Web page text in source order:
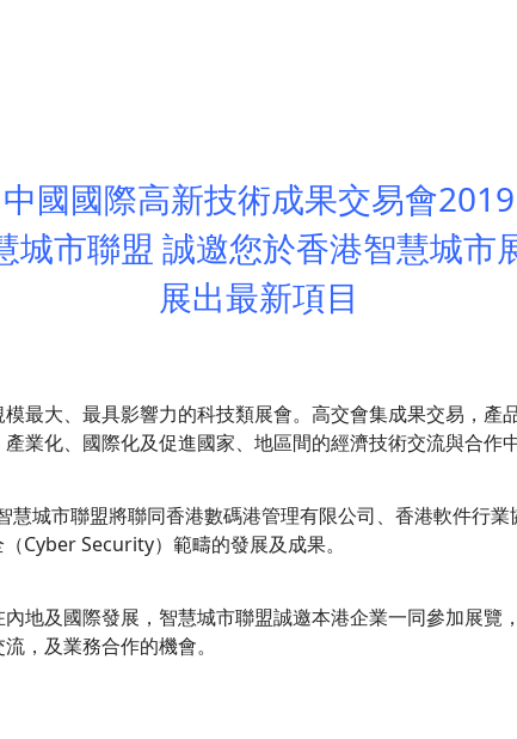
中國國際高新技術成果交易會2019
城市聯盟 誠邀您於香港智慧城市
展出最新項目
最大、最具影響力的科技類展會。高交會集成果交易，
業化、國際化及促進國家、地區間的經濟技術交流與合作
城市聯盟將聯同香港數碼港管理有限公司、香港軟件行
Cyber Security）範疇的發展及成果。
地及國際發展，智慧城市聯盟誠邀本港企業一同參加展
，及業務合作的機會。